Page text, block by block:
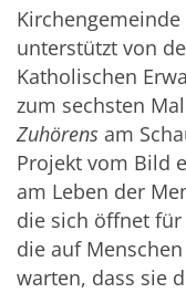
unterstützt von
Katholischen
zum sechsten
Zuhörens am
Projekt vom Bild
am Leben der
die sich öffnet für
die auf
warten, dass sie